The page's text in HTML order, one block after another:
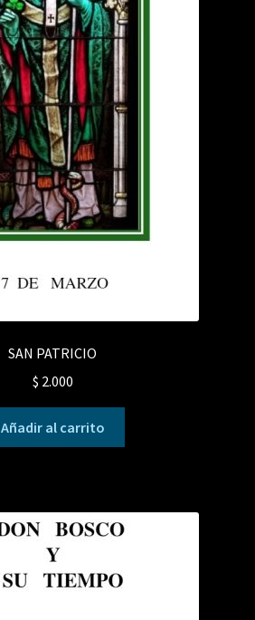
SAN PATRICIO
$ 2.000
Añadir al carrito